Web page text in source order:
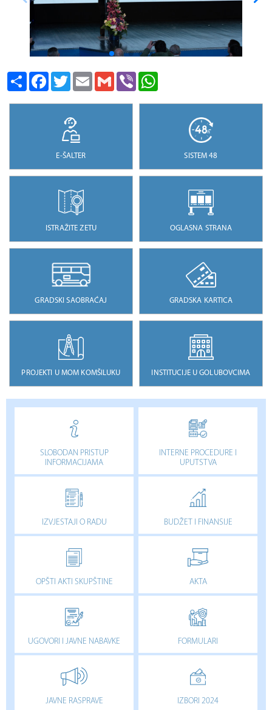
E-ŠALTER SISTEM 48
ISTRAŽITE ZETU OGLASNA STRANA
GRADSKI SAOBRAĆAJ GRADSKA KARTICA
PROJEKTI U MOM KOMŠILUKU INSTITUCIJE U GOLUBOVCIMA
Share Facebook
TwitterEmail Gmail Viber
SLOBODAN PRISTUP
INFORMACIJAMA
INTERNE PROCEDURE I
UPUTSTVA
IZVJESTAJI O RADU BUDŽET I FINANSIJE
OPŠTI AKTI SKUPŠTINE AKTA
UGOVORI I JAVNE NABAVKE FORMULARI
JAVNE RASPRAVE IZBORI 2024